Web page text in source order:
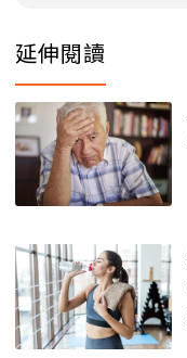
延伸閱讀